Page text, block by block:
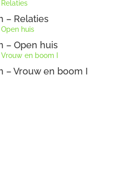
– Relaties
– Open huis
– Vrouw en boom I